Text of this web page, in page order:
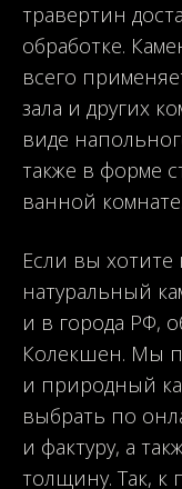
травертин
обработке.
всего
зала и других
виде
также в форме
ванной комнате.
Если вы хотите
натуральный
и в города РФ,
Колекшен. Мы
и природный
выбрать по
и фактуру, а
толщину. Так, к